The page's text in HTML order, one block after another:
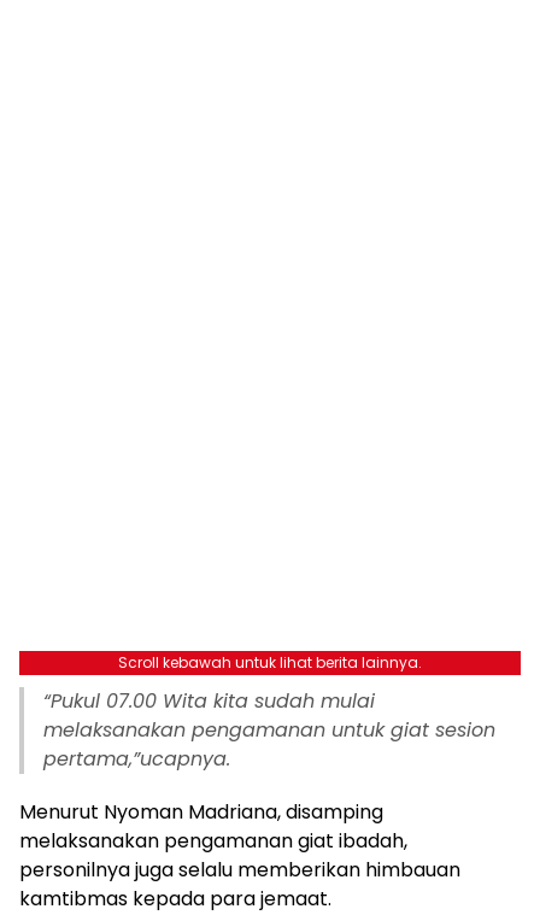
Scroll kebawah untuk lihat berita lainnya.
“Pukul 07.00 Wita kita sudah mulai
melaksanakan pengamanan untuk giat sesion
pertama,”ucapnya.
Menurut Nyoman Madriana, disamping
melaksanakan pengamanan giat ibadah,
personilnya juga selalu memberikan himbauan
kamtibmas kepada para jemaat.